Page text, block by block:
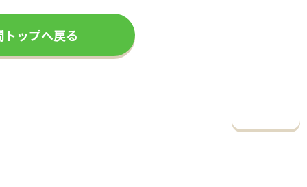
ップへ戻る